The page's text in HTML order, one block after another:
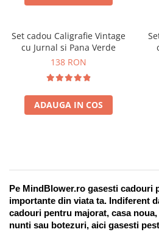
Set cadou Caligrafie Vintage
cu Jurnal si Pana Verde
138 RON
ADAUGA IN COS
Pe MindBlower.ro gasesti cadouri
importante din viata ta. Indiferent
cadouri pentru majorat, casa
nunti sau botezuri, aici gasesti